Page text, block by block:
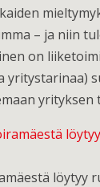
– ja niin
on
yritystarinaa)
yrityksen
löytyy